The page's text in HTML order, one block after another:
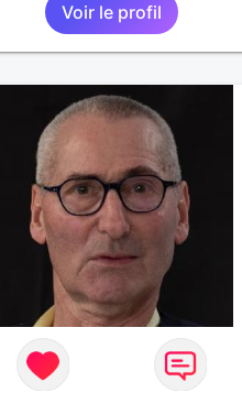
est difficile a tenir ,je
remercie par avance bonne
,
Voir le profil